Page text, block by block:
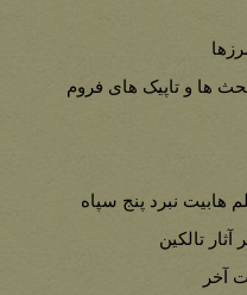
بحث ها و تاپیک های فروم
هابیت نبرد پنج سپاه
تالکین
آخر